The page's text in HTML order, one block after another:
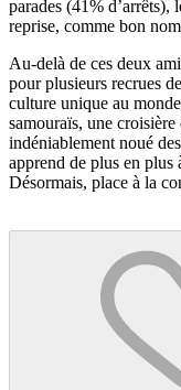
parades (41% d’arrêts),
reprise, comme bon
Au-delà de ces deux
pour plusieurs recrues
culture unique au
samouraïs, une
indéniablement noué
apprend de plus en plus
Désormais, place à la